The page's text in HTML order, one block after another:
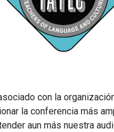
con la
la conferencia más
aun más nuestra